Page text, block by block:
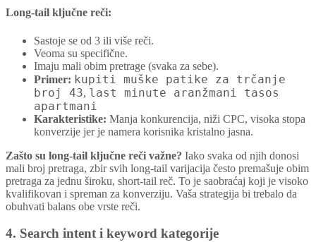
Long-tail ključne reči:
Sastoje se od 3 ili više reči.
Veoma su specifične.
Imaju mali obim pretrage (svaka za sebe).
Primer: kupiti muške patike za trčanje
broj 43, last minute aranžmani tasos
apartmani
Karakteristike: Manja konkurencija, niži CPC, visoka stopa
konverzije jer je namera korisnika kristalno jasna.
Zašto su long-tail ključne reči važne? Iako svaka od njih donosi
mali broj pretraga, zbir svih long-tail varijacija često premašuje obim
pretraga za jednu široku, short-tail reč. To je saobraćaj koji je visoko
kvalifikovan i spreman za konverziju. Vaša strategija bi trebalo da
obuhvati balans obe vrste reči.
4. Search intent i keyword kategorije